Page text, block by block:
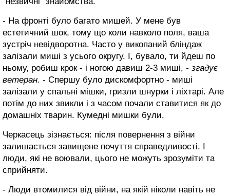
- На фронті було багато мишей. У мене був
естетичний шок, тому що коли навколо поля, ваша
зустріч невідворотна. Часто у викопаний бліндаж
залізали миші з усього округу. І, бувало, ти йдеш по
ньому, робиш крок - і ногою давиш 2-3 миші, - згадує
ветеран. - Спершу було дискомфортно - миші
залізали у спальні мішки, гризли шнурки і ліхтарі. Але
потім до них звикли і з часом почали ставитися як до
домашніх тварин. Кумедні мишки були.
Черкасець зізнається: після повернення з війни
залишається завищене почуття справедливості. І
люди, які не воювали, цього не можуть зрозуміти та
сприйняти.
- Люди втомилися від війни, на якій ніколи навіть не